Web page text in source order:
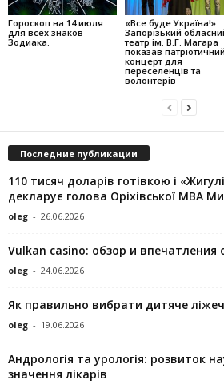
Гороскоп на 14 июля
для всех знаков
Зодиака.
«Все буде Україна!»:
Запорізький
театр ім. В.Г. Магара
показав патріотичний
концерт для
переселенців та
волонтерів
Последние публикации
110 тисяч доларів готівкою і
декларує голова Оріхівської МВА
oleg - 26.06.2026
Vulkan casino: обзор и впечатления
oleg - 24.06.2026
Як правильно вибрати дитяче
oleg - 19.06.2026
Андрологія та урологія: розвиток
значення лікарів